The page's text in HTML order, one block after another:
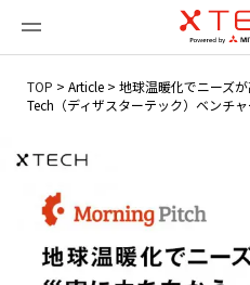
TOP > Article > 地球温暖化でニーズ
Tech（ディザスターテック）ベン